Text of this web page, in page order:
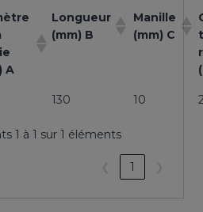
A
Longueur
(mm) B
Manille
(mm) C
130 10
1 à 1 sur 1 éléments
1